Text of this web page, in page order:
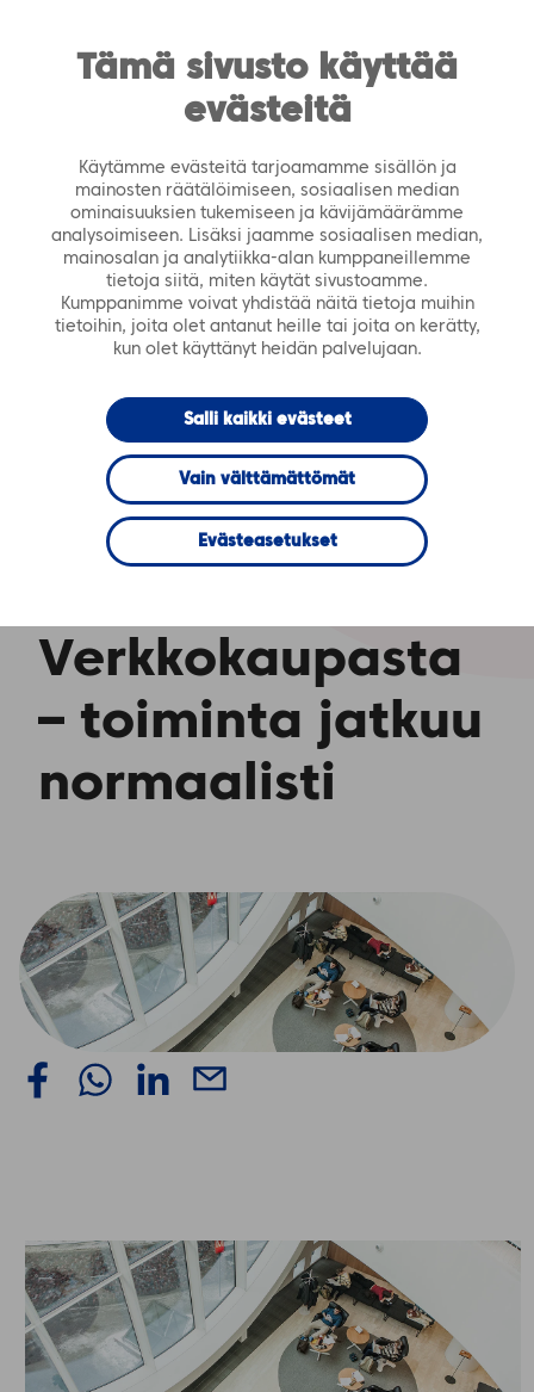
Tämä sivusto käyttää
evästeitä
Käytämme evästeitä tarjoamamme sisällön ja
mainosten räätälöimiseen, sosiaalisen median
ominaisuuksien tukemiseen ja kävijämäärämme
analysoimiseen. Lisäksi jaamme sosiaalisen median,
mainosalan ja analytiikka-alan kumppaneillemme
tietoja siitä, miten käytät sivustoamme.
Kumppanimme voivat yhdistää näitä tietoja muihin
tietoihin, joita olet antanut heille tai joita on kerätty,
kun olet käyttänyt heidän palvelujaan.
Salli kaikki evästeet
Vain välttämättömät
Evästeasetukset
https://tiera.fi/name FI SV
Markkinaoikeus on hylännyt pääosin Dustin Finland Oy:n
valituksen Tiera Verkkokaupasta – toiminta jatkuu
normaalisti
TIEDOTTEET 30.5.2017
Markkinaoikeus
on hylännyt
pääosin Dustin
Finland Oy:n
Verkkokaupasta
– toiminta jatkuu
normaalisti